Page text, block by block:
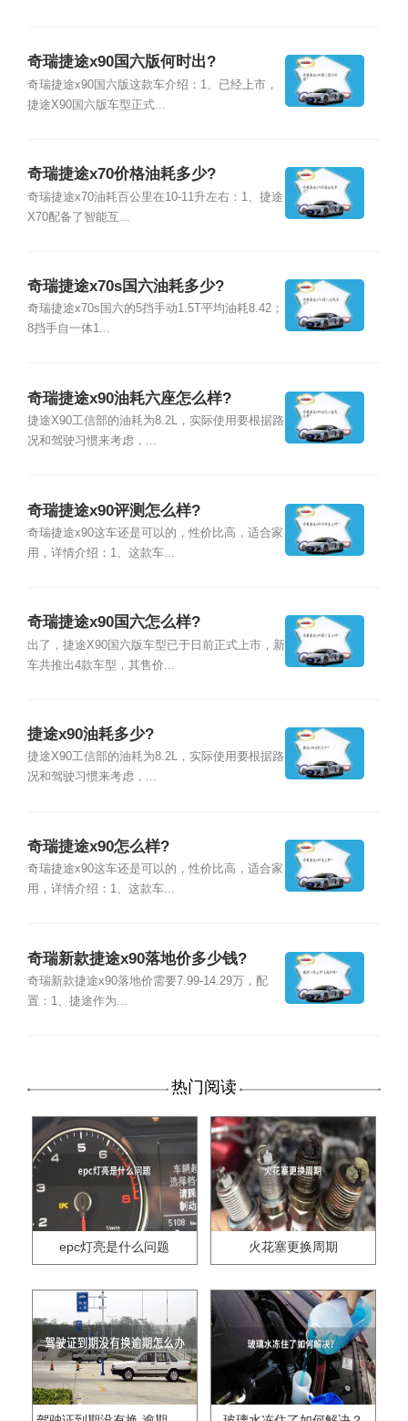
奇瑞捷途x90国六版何时出?
奇瑞捷途x90国六版这款车介绍：1、已经上市，
捷途X90国六版车型正式...
奇瑞捷途x70价格油耗多少?
奇瑞捷途x70油耗百公里在10-11升左右：1、捷途
X70配备了智能互...
奇瑞捷途x70s国六油耗多少?
奇瑞捷途x70s国六的5挡手动1.5T平均油耗8.42；
8挡手自一体1...
奇瑞捷途x90油耗六座怎么样?
捷途X90工信部的油耗为8.2L，实际使用要根据路
况和驾驶习惯来考虑，...
奇瑞捷途x90评测怎么样?
奇瑞捷途x90这车还是可以的，性价比高，适合家
用，详情介绍：1、这款车...
奇瑞捷途x90国六怎么样?
出了，捷途X90国六版车型已于日前正式上市，新
车共推出4款车型，其售价...
捷途x90油耗多少?
捷途X90工信部的油耗为8.2L，实际使用要根据路
况和驾驶习惯来考虑，...
奇瑞捷途x90怎么样?
奇瑞捷途x90这车还是可以的，性价比高，适合家
用，详情介绍：1、这款车...
奇瑞新款捷途x90落地价多少钱?
奇瑞新款捷途x90落地价需要7.99-14.29万，配
置：1、捷途作为...
热门阅读
epc灯亮是什么问题 火花塞更换周期